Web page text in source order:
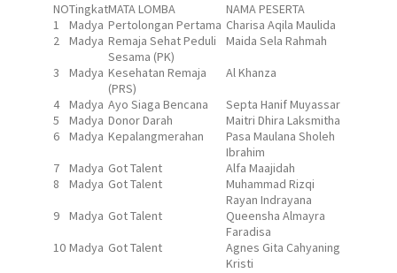
NOTingkatMATA LOMBA
NAMA PESERTA
1
Madya Pertolongan Pertama Charisa Aqila Maulida
2
Madya Remaja Sehat Peduli
Sesama (PK)
Maida Sela Rahmah
3
Madya Kesehatan Remaja
(PRS)
Al Khanza
4
Madya Ayo Siaga Bencana
Septa Hanif Muyassar
5
Madya Donor Darah
Maitri Dhira Laksmitha
6
Madya Kepalangmerahan
Pasa Maulana Sholeh
Ibrahim
7
Madya Got Talent
Alfa Maajidah
8
Madya Got Talent
Muhammad Rizqi
Rayan Indrayana
9
Madya Got Talent
Queensha Almayra
Faradisa
10 Madya Got Talent
Agnes Gita Cahyaning
Kristi